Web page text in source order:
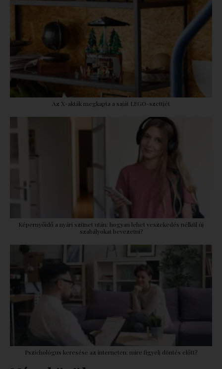
Az X-akták megkapta a saját LEGO-szettjét
Képernyőidő a nyári szünet után: hogyan lehet veszekedés nélkül új
szabályokat bevezetni?
Pszichológus keresése az interneten: mire figyelj döntés előtt?